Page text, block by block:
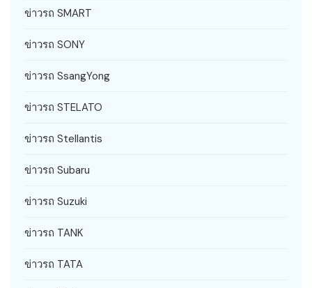
ข่าวรถ SMART
ข่าวรถ SONY
ข่าวรถ SsangYong
ข่าวรถ STELATO
ข่าวรถ Stellantis
ข่าวรถ Subaru
ข่าวรถ Suzuki
ข่าวรถ TANK
ข่าวรถ TATA